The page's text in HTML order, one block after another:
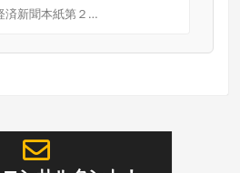
済新聞本紙第２…